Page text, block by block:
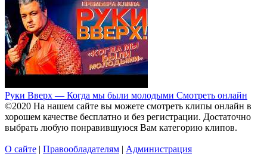
Руки Вверх — Когда мы были молодыми Смотреть онлайн
©2020 На нашем сайте вы можете смотреть клипы онлайн в
хорошем качестве бесплатно и без регистрации. Достаточно
выбрать любую понравившуюся Вам категорию клипов.
О сайте | Правообладателям | Администрация